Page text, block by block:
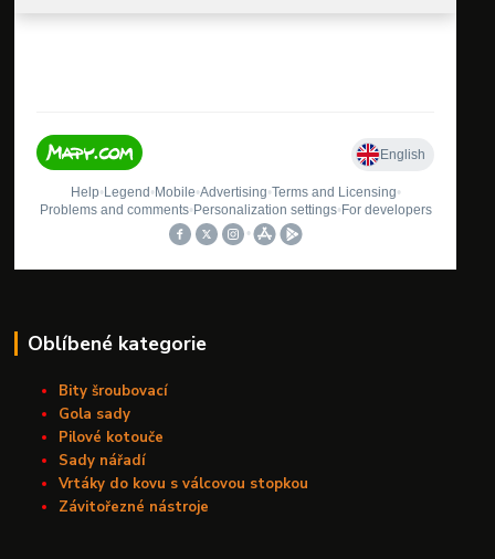
Oblíbené kategorie
Bity šroubovací
Gola sady
Pilové kotouče
Sady nářadí
Vrtáky do kovu s válcovou stopkou
Závitořezné nástroje